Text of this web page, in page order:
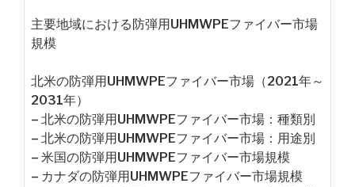
主要地域における防弾用UHMWPEファイバー市場
規模
北米の防弾用UHMWPEファイバー市場（2021年～
2031年）
– 北米の防弾用UHMWPEファイバー市場：種類別
– 北米の防弾用UHMWPEファイバー市場：用途別
– 米国の防弾用UHMWPEファイバー市場規模
– カナダの防弾用UHMWPEファイバー市場規模